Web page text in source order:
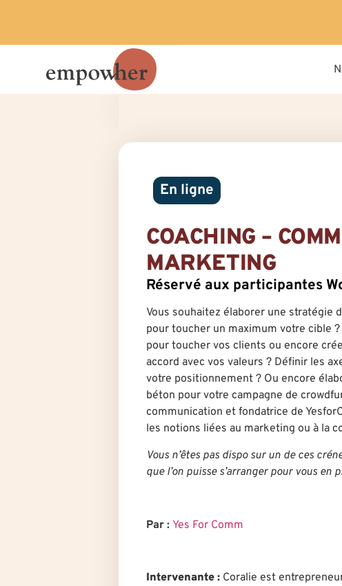
En ligne
COACHING –
MARKETING
Réservé aux participantes
Vous souhaitez élaborer une
pour toucher un maximum votre cible
pour toucher vos clients ou encore
accord avec vos valeurs ? Définir les
votre positionnement ? Ou encore
béton pour votre campagne de
communication et fondatrice de
les notions liées au marketing ou à la
Vous n’êtes pas dispo sur un de ces
que l’on puisse s’arranger pour vous en
Par : Yes For Comm
Intervenante : Coralie est